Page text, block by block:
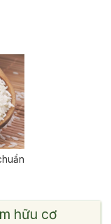
hữu cơ